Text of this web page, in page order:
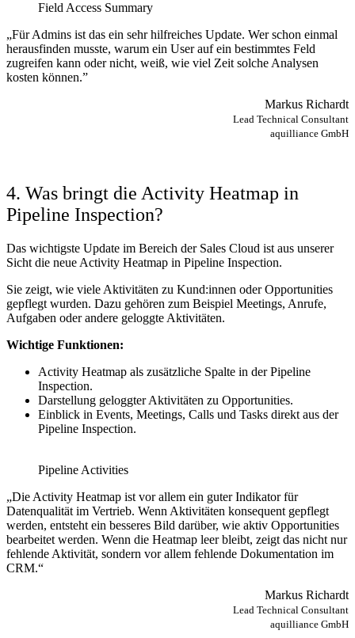
Field Access Summary
„Für Admins ist das ein sehr hilfreiches Update. Wer schon einmal
herausfinden musste, warum ein User auf ein bestimmtes Feld
zugreifen kann oder nicht, weiß, wie viel Zeit solche Analysen
kosten können.”
Markus Richardt
Lead Technical Consultant
aquilliance GmbH
4. Was bringt die Activity Heatmap in
Pipeline Inspection?
Das wichtigste Update im Bereich der Sales Cloud ist aus unserer
Sicht die neue Activity Heatmap in Pipeline Inspection.
Sie zeigt, wie viele Aktivitäten zu Kund:innen oder Opportunities
gepflegt wurden. Dazu gehören zum Beispiel Meetings, Anrufe,
Aufgaben oder andere geloggte Aktivitäten.
Wichtige Funktionen:
Activity Heatmap als zusätzliche Spalte in der Pipeline
Inspection.
Darstellung geloggter Aktivitäten zu Opportunities.
Einblick in Events, Meetings, Calls und Tasks direkt aus der
Pipeline Inspection.
Pipeline Activities
„Die Activity Heatmap ist vor allem ein guter Indikator für
Datenqualität im Vertrieb. Wenn Aktivitäten konsequent gepflegt
werden, entsteht ein besseres Bild darüber, wie aktiv Opportunities
bearbeitet werden. Wenn die Heatmap leer bleibt, zeigt das nicht nur
fehlende Aktivität, sondern vor allem fehlende Dokumentation im
CRM.“
Markus Richardt
Lead Technical Consultant
aquilliance GmbH